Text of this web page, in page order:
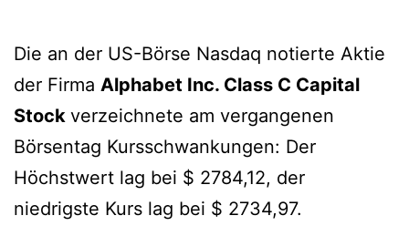
Die an der US-Börse Nasdaq notierte Aktie
der Firma Alphabet Inc. Class C Capital
Stock verzeichnete am vergangenen
Börsentag Kursschwankungen: Der
Höchstwert lag bei $ 2784,12, der
niedrigste Kurs lag bei $ 2734,97.